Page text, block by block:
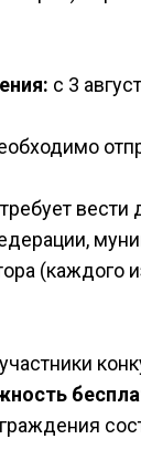
с 3
(каждого